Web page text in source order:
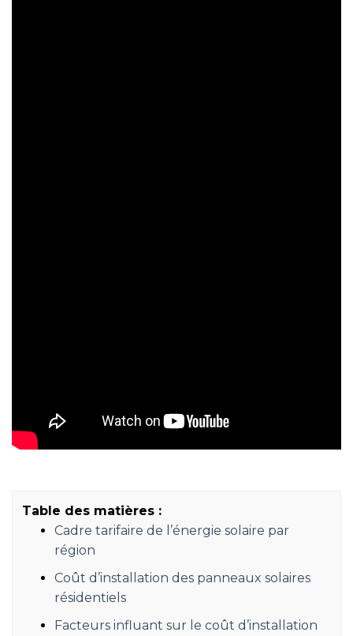
Table des matières :
Cadre tarifaire de l’énergie solaire par
région
Coût d’installation des panneaux solaires
résidentiels
Facteurs influant sur le coût d’installation